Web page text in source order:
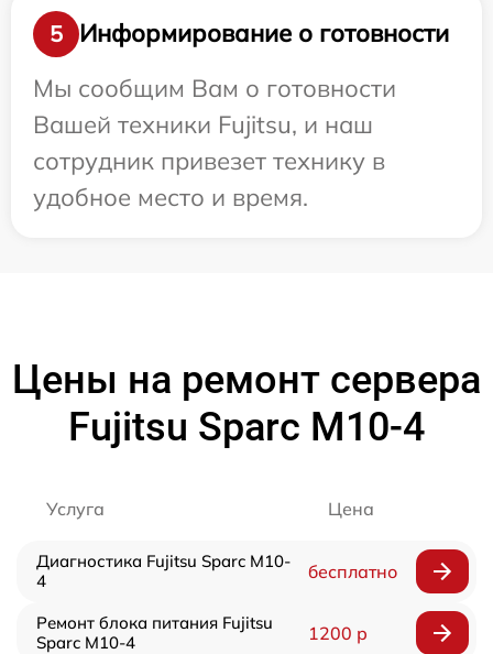
5
Информирование о готовности
Мы сообщим Вам о готовности
Вашей техники Fujitsu, и наш
сотрудник привезет технику в
удобное место и время.
Цены на ремонт сервера
Fujitsu Sparc M10-4
Услуга Цена
Диагностика Fujitsu Sparc M10-
4
бесплатно
Ремонт блока питания Fujitsu
Sparc M10-4
1200 р